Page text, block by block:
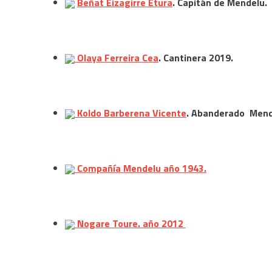
Olaya Ferreira Cea. Cantinera 2019.
Koldo Barberena Vicente. Abanderado
Compañía Mendelu año 1943.
Nogare Toure. año 2012